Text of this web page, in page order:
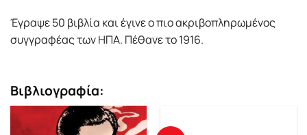
Έγραψε 50 βιβλία και έγινε ο πιο ακριβοπληρωµένος
συγγραφέας των ΗΠΑ. Πέθανε το 1916.
Βιβλιογραφία: